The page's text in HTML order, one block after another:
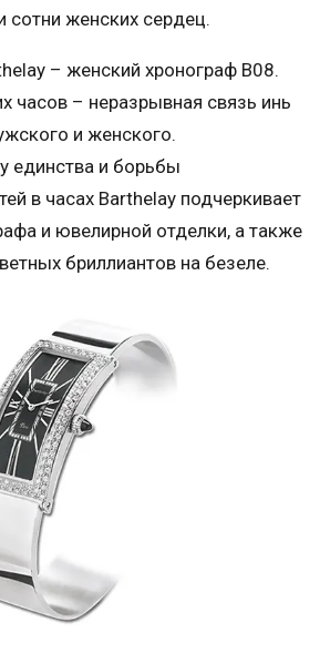
сотни женских сердец.
– женский хронограф В08.
часов – неразрывная связь инь
и женского.
единства и борьбы
в часах Barthelay подчеркивает
и ювелирной отделки, а также
бриллиантов на безеле.